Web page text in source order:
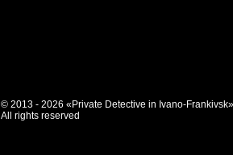
© 2013 - 2026 «Private Detective in Ivano-Frankivsk»
All rights reserved